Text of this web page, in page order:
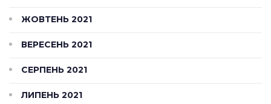
ЖОВТЕНЬ 2021
ВЕРЕСЕНЬ 2021
СЕРПЕНЬ 2021
ЛИПЕНЬ 2021